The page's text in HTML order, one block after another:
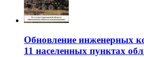
Обновление инженерных
11 населенных пунктах